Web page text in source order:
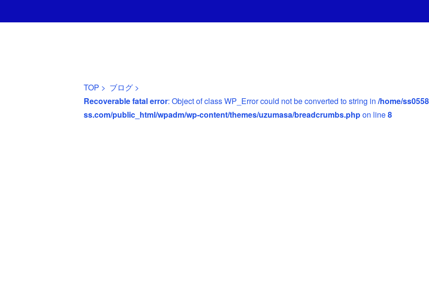
TOP > ブログ >
Recoverable fatal error: Object of class WP_Error could not be converted to string in /home/
ss.com/public_html/wpadm/wp-content/themes/uzumasa/breadcrumbs.phpon line8